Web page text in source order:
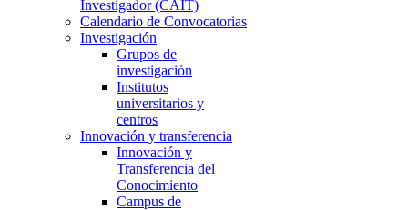
Investigador (CAIT)
Calendario de Convocatorias
Investigación
Grupos de
investigación
Institutos
universitarios y
centros
Innovación y transferencia
Innovación y
Transferencia del
Conocimiento
Campus de